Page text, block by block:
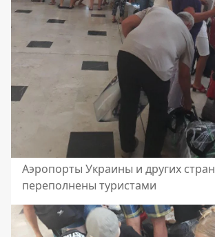
Аэропорты Украины и других стран
переполнены туристами